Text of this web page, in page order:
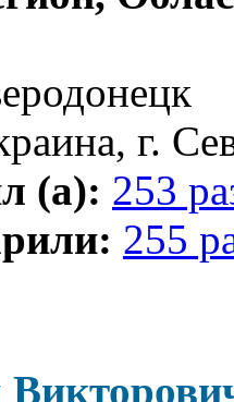
г.
(а): 253
255